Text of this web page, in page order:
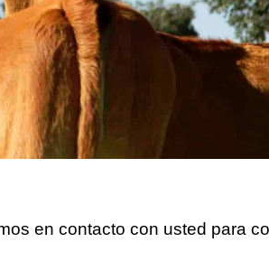
en contacto con usted para